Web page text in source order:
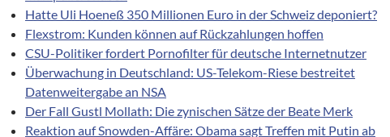
Hatte Uli Hoeneß 350 Millionen Euro in der Schweiz deponiert?
Flexstrom: Kunden können auf Rückzahlungen hoffen
CSU-Politiker fordert Pornofilter für deutsche Internetnutzer
Überwachung in Deutschland: US-Telekom-Riese bestreitet
Datenweitergabe an NSA
Der Fall Gustl Mollath: Die zynischen Sätze der Beate Merk
Reaktion auf Snowden-Affäre: Obama sagt Treffen mit Putin ab